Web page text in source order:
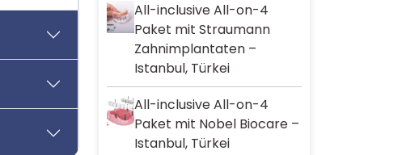
All-inclusive All-on-4
Paket mit Straumann
Zahnimplantaten –
Istanbul, Türkei
All-inclusive All-on-4
Paket mit Nobel Biocare –
Istanbul, Türkei